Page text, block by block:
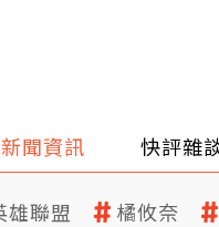
新聞資訊 快評雜
雄聯盟 橘攸奈